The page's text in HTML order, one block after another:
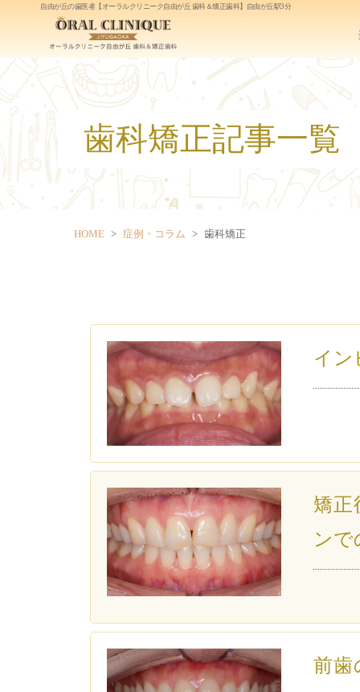
自由が丘の歯医者【オーラルクリニーク自由が丘 歯科＆矯正歯科】自由が丘駅3分
歯科矯正記事一覧
HOME 症例・コラム 歯科矯正
イン
矯正
ンで
前歯